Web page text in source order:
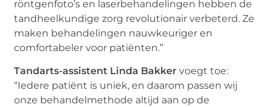
röntgenfoto’s en laserbehandelingen hebben de
tandheelkundige zorg revolutionair verbeterd. Ze
maken behandelingen nauwkeuriger en
comfortabeler voor patiënten.”
Tandarts-assistent Linda Bakker voegt toe:
“Iedere patiënt is uniek, en daarom passen wij
onze behandelmethode altijd aan op de